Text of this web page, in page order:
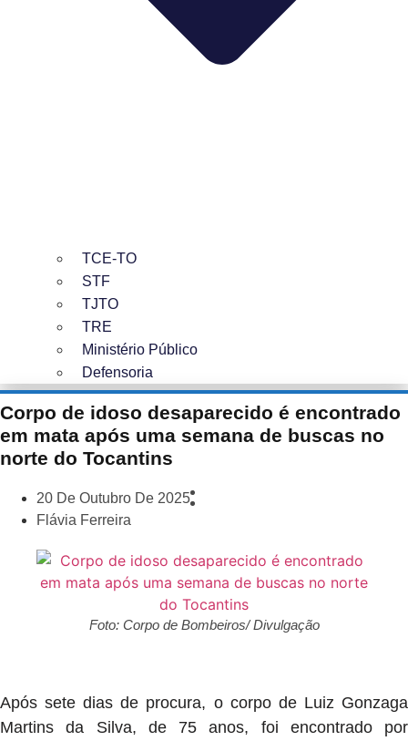
TCE-TO
STF
TJTO
TRE
Ministério Público
Defensoria
Corpo de idoso desaparecido é encontrado
em mata após uma semana de buscas no
norte do Tocantins
20 De Outubro De 2025
Flávia Ferreira
Foto: Corpo de Bombeiros/ Divulgação
Após sete dias de procura, o corpo de Luiz Gonzaga
Martins da Silva, de 75 anos, foi encontrado por